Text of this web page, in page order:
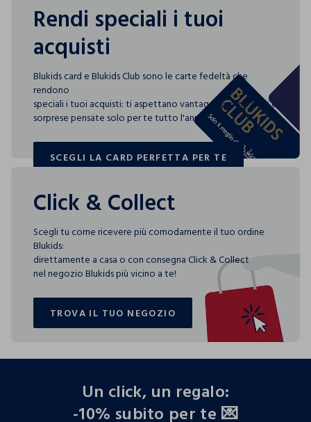
Rendi speciali i tuoi
acquisti
Blukids card e Blukids Club sono le carte fedeltà che
rendono
speciali i tuoi acquisti: ti aspettano vantaggi, promozioni e
sorprese pensate solo per te tutto l'anno!
SCEGLI LA CARD PERFETTA PER TE
SCEGLI LA CARD PERFETTA PER TE
Click & Collect
Scegli tu come ricevere più comodamente il tuo ordine
Blukids:
direttamente a casa o con consegna Click & Collect
nel negozio Blukids più vicino a te!
TROVA IL TUO NEGOZIO
TROVA IL TUO NEGOZIO
Un click, un regalo:
-10% subito per te 💌